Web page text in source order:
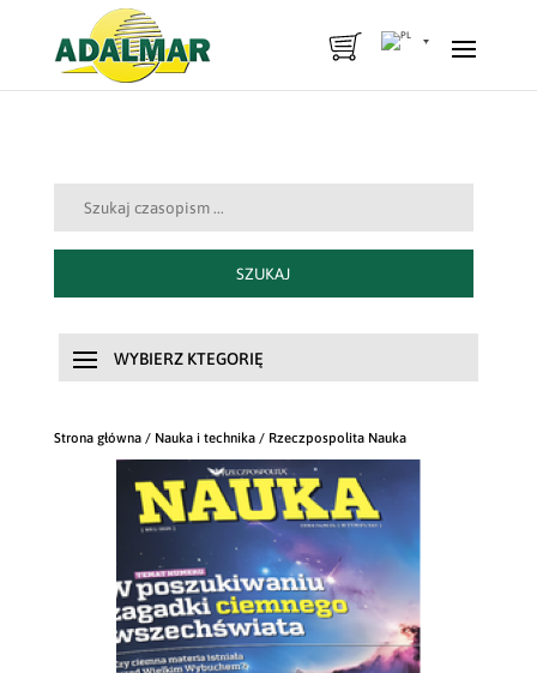
Strona główna/ Nauka i technika/ Rzeczpospolita Nauka
SZUKAJ